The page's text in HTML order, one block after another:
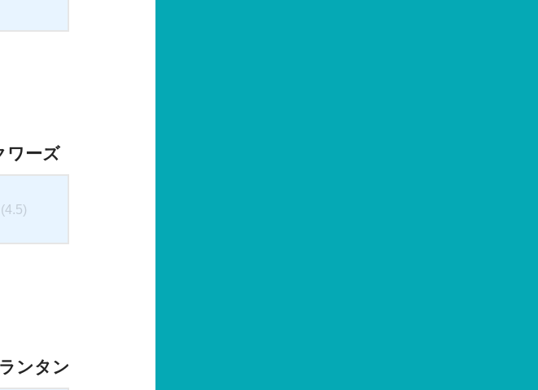
ワーズ
ンタン